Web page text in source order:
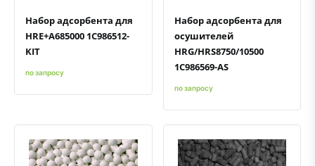
Набор адсорбента для
HRE+A685000 1C986512-
KIT
по запросу
Набор адсорбента для
осушителей
HRG/HRS8750/10500
1C986569-AS
по запросу